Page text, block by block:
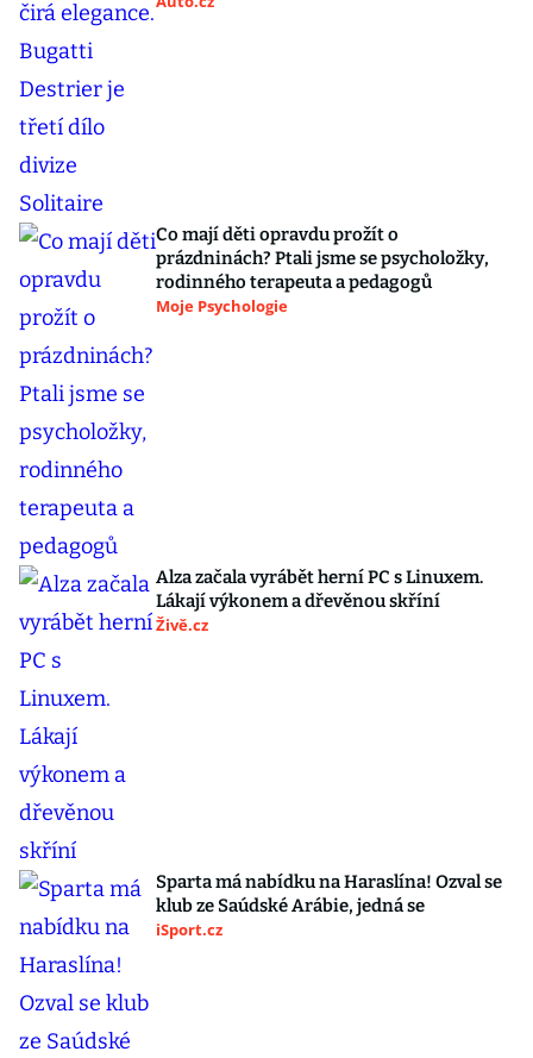
Co mají děti opravdu prožít o
prázdninách? Ptali jsme se psycholožky,
rodinného terapeuta a pedagogů
Moje Psychologie
Alza začala vyrábět herní PC s Linuxem.
Lákají výkonem a dřevěnou skříní
Živě.cz
Sparta má nabídku na Haraslína! Ozval se
klub ze Saúdské Arábie, jedná se
iSport.cz